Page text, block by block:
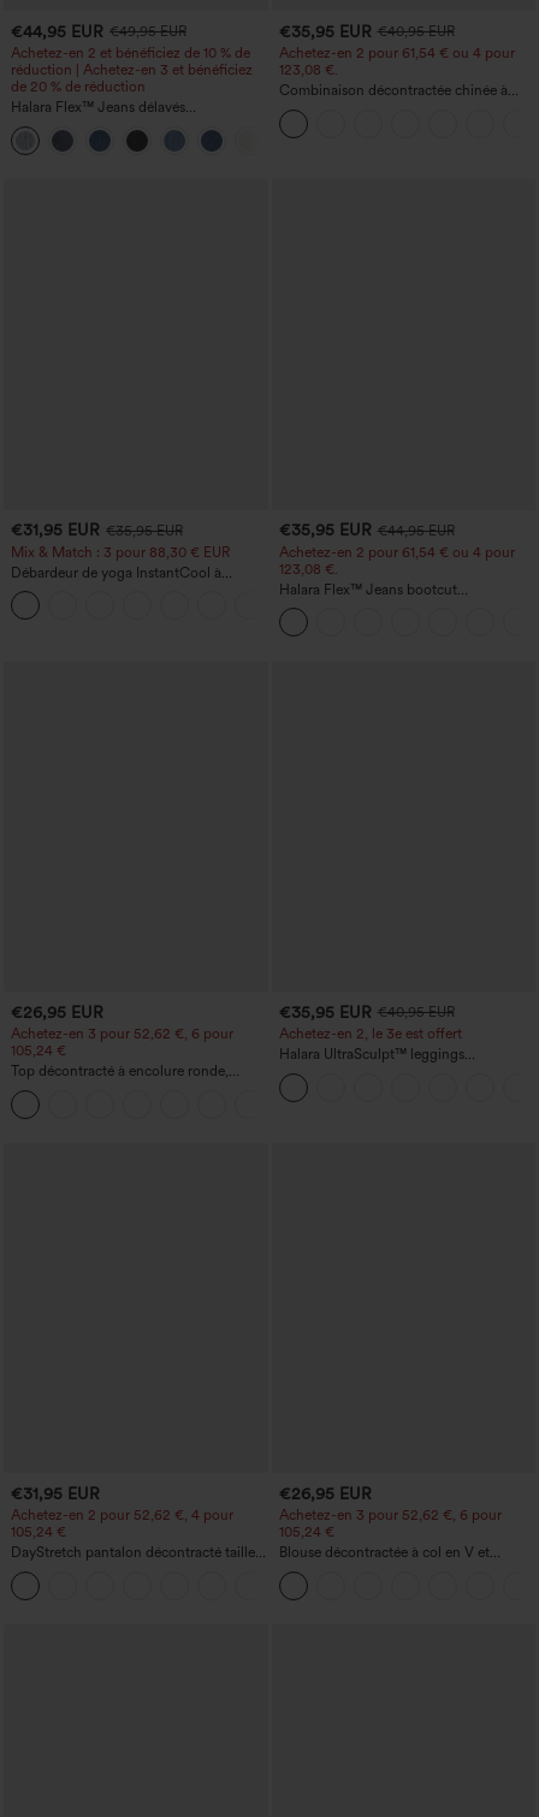
€44,95 EUR €49,95 EUR
Achetez-en 2 et bénéficiez de 10 % de
réduction | Achetez-en 3 et bénéficiez
de 20 % de réduction
Halara Flex™ Jeans délavés
décontractés, coupe baggy à jambe
large, taille basse asymétrique, poches
zippées
€35,95 EUR €40,95 EUR
Achetez-en 2 pour 61,54 € ou 4 pour
123,08 €.
Combinaison décontractée chinée à
bretelles réglables, fronces et jambes
larges, avec poches — facile comme
tout
€31,95 EUR €35,95 EUR
Mix & Match : 3 pour 88,30 € EUR
Débardeur de yoga InstantCool à
encolure en U et ourlet arrondi –
UPF50+
€35,95 EUR €44,95 EUR
Achetez-en 2 pour 61,54 € ou 4 pour
123,08 €.
Halara Flex™ Jeans bootcut
décontractés taille haute, effet délavé,
avec poches
€26,95 EUR
Achetez-en 3 pour 52,62 €, 6 pour
105,24 €
Top décontracté à encolure ronde,
manches chauve-souris et coupe ample
€35,95 EUR €40,95 EUR
Achetez-en 2, le 3e est offert
Halara UltraSculpt™ leggings
d'entraînement taille haute — fronces
liftantes pour le fessier, maintien gainant
du ventre et poche
€31,95 EUR
Achetez-en 2 pour 52,62 €, 4 pour
105,24 €
DayStretch pantalon décontracté taille
haute avec poches et coupe droite
€26,95 EUR
Achetez-en 3 pour 52,62 €, 6 pour
105,24 €
Blouse décontractée à col en V et
manches courtes bouffantes